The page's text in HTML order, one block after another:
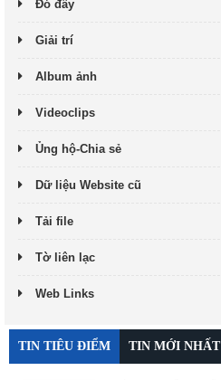
Đó đây
Giải trí
Album ảnh
Videoclips
Ủng hộ-Chia sẻ
Dữ liệu Website cũ
Tải file
Tờ liên lạc
Web Links
TIN TIÊU ĐIỂM TIN MỚI NHẤT